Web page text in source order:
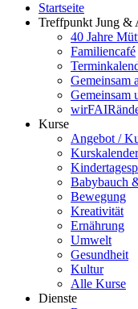
Startseite
Treffpunkt Jung &
40 Jahre
Familiencafé
Gemeinsam
Gemeinsam
Kurse
Angebot /
Kurskalender
Babybauch
Bewegung
Kreativität
Ernährung
Umwelt
Gesundheit
Kultur
Alle Kurse
Dienste